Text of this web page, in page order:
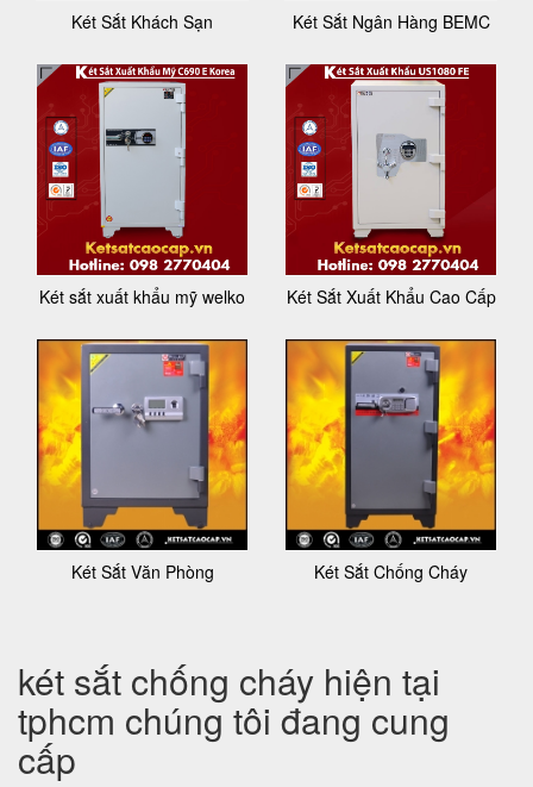
Két Sắt Khách Sạn Két Sắt Ngân Hàng BEMC
Két sắt xuất khẩu mỹ welko Két Sắt Xuất Khẩu Cao Cấp
Két Sắt Văn Phòng Két Sắt Chống Cháy
két sắt chống cháy hiện tại
tphcm chúng tôi đang cung
cấp